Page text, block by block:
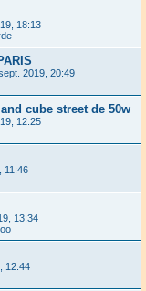
18:13
2019, 20:49
cube street de 50w
12:25
11:46
13:34
12:44